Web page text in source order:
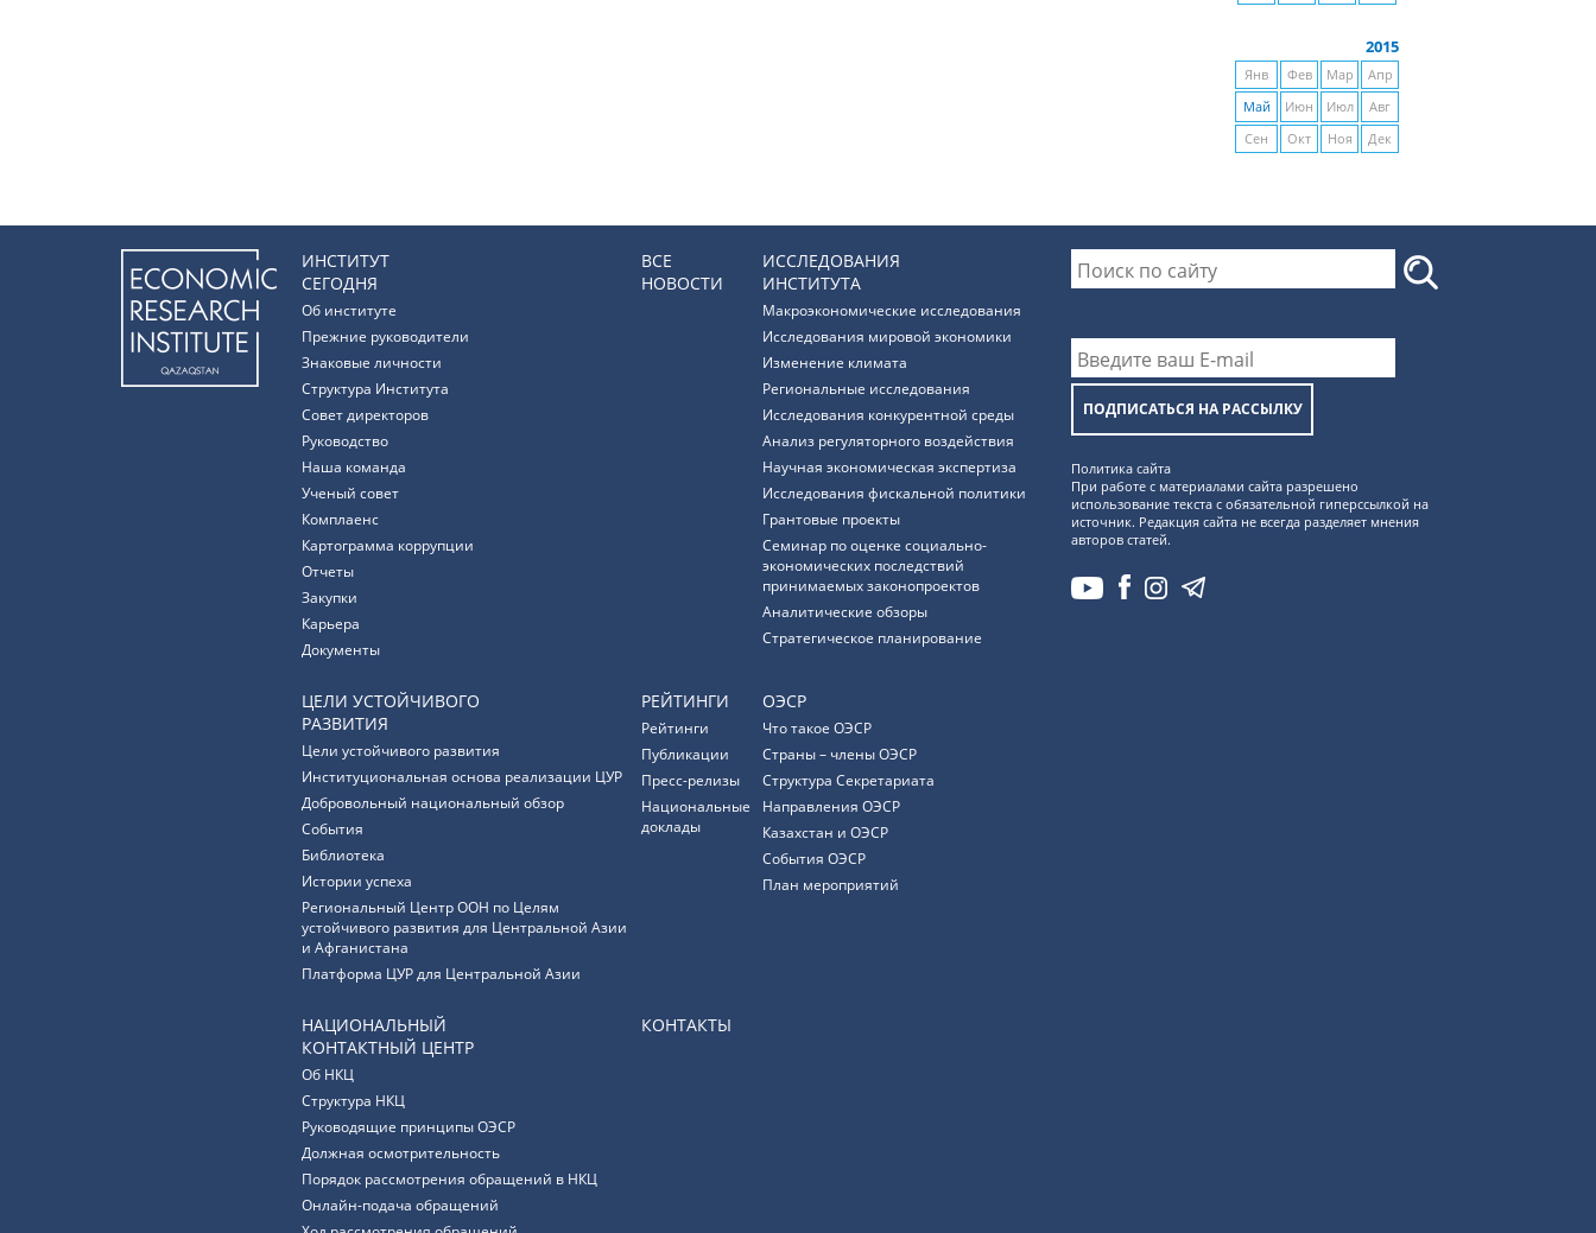
2015
Янв Фев Мар
Апр
Май
Июн Июл
Авг
Сен
Окт Ноя Дек
ИНСТИТУТ
СЕГОДНЯ
Об институте
Прежние руководители
Знаковые личности
Структура Института
Совет директоров
Руководство
Наша команда
Ученый совет
Комплаенс
Картограмма коррупции
Отчеты
Закупки
Карьера
Документы
ВСЕ
НОВОСТИ
ИССЛЕДОВАНИЯ
ИНСТИТУТА
Макроэкономические исследования
Исследования мировой экономики
Изменение климата
Региональные исследования
Исследования конкурентной среды
Анализ регуляторного воздействия
Научная экономическая экспертиза
Исследования фискальной политики
Грантовые проекты
Семинар по оценке социально-
экономических последствий
принимаемых законопроектов
Аналитические обзоры
Стратегическое планирование
ЦЕЛИ УСТОЙЧИВОГО
РАЗВИТИЯ
Цели устойчивого развития
Институциональная основа реализации ЦУР
Добровольный национальный обзор
События
Библиотека
Истории успеха
Региональный Центр ООН по Целям
устойчивого развития для Центральной Азии
и Афганистана
Платформа ЦУР для Центральной Азии
РЕЙТИНГИ
Рейтинги
Публикации
Пресс-релизы
Национальные
доклады
ОЭСР
Что такое ОЭСР
Страны – члены ОЭСР
Структура Секретариата
Направления ОЭСР
Казахстан и ОЭСР
События ОЭСР
План мероприятий
НАЦИОНАЛЬНЫЙ
КОНТАКТНЫЙ ЦЕНТР
Об НКЦ
Структура НКЦ
Руководящие принципы ОЭСР
Должная осмотрительность
Порядок рассмотрения обращений в НКЦ
Онлайн-подача обращений
КОНТАКТЫ
ПОДПИСАТЬСЯ НА РАССЫЛКУ
Политика сайта
При работе с материалами сайта разрешено
использование текста с обязательной гиперссылкой на
источник. Редакция сайта не всегда разделяет мнения
авторов статей.